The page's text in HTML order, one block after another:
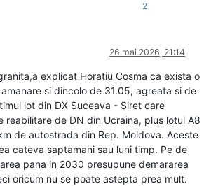
2
26 mai 2026, 21:14
explicat Horatiu Cosma ca exista o
si dincolo de 31.05, agreata si de
lot din DX Suceava - Siret care
reabilitare de DN din Ucraina, plus lotul A8
de autostrada din Rep. Moldova. Aceste
cateva saptamani sau luni timp. Pe de
pana in 2030 presupune demararea
oricum nu se poate astepta prea mult.